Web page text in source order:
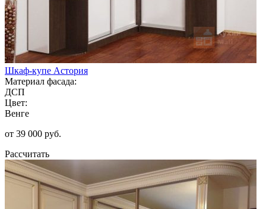
Шкаф-купе Астория
Материал фасада:
ДСП
Цвет:
Венге
от 39 000 руб.
Рассчитать